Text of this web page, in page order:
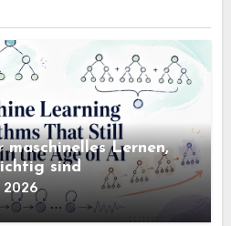
Lernen,
sind
2026